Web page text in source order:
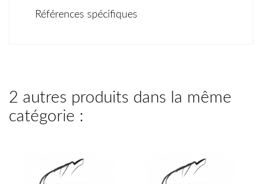
Références spécifiques
2 autres produits dans la même
catégorie :